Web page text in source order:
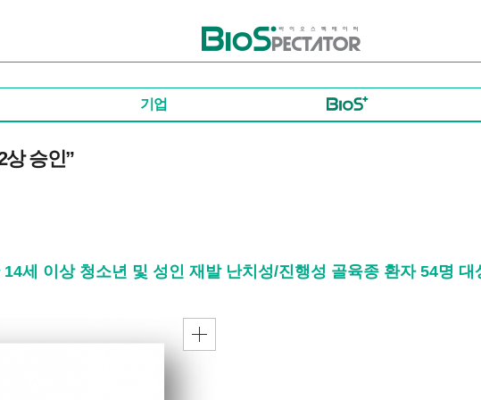
바이오스펙테이터
기업
상 승인”
세 이상 청소년 및 성인 재발 난치성/진행성 골육종 환자 54명 대